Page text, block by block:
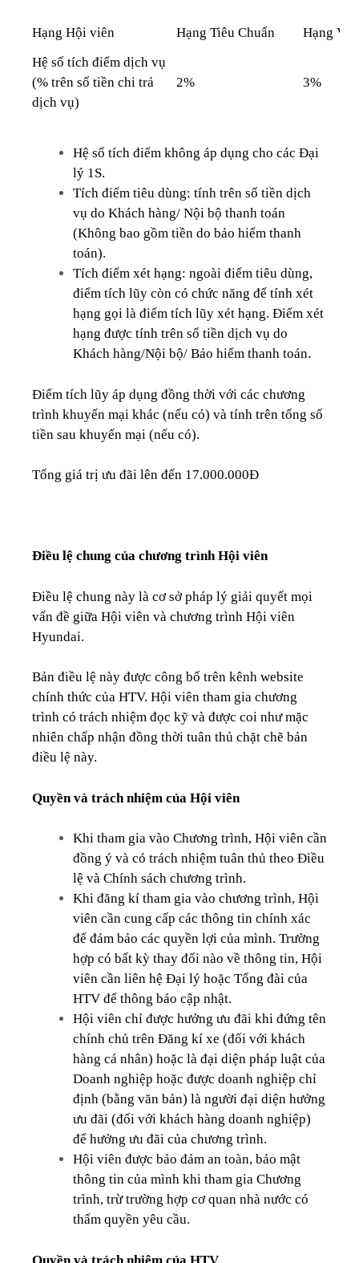
Hạng Hội viên Hạng Tiêu Chuẩn
Hạng
Hệ số tích điểm dịch vụ
(% trên số tiền chi trả
dịch vụ)
2% 3%
Hệ số tích điểm không áp dụng cho các Đại
lý 1S.
Tích điểm tiêu dùng: tính trên số tiền dịch
vụ do Khách hàng/ Nội bộ thanh toán
(Không bao gồm tiền do bảo hiểm thanh
toán).
Tích điểm xét hạng: ngoài điểm tiêu dùng,
điểm tích lũy còn có chức năng để tính xét
hạng gọi là điểm tích lũy xét hạng. Điểm xét
hạng được tính trên số tiền dịch vụ do
Khách hàng/Nội bộ/ Bảo hiểm thanh toán.
Điểm tích lũy áp dụng đồng thời với các chương
trình khuyến mại khác (nếu có) và tính trên tổng số
tiền sau khuyến mại (nếu có).
Tổng giá trị ưu đãi lên đến 17.000.000Đ
Điều lệ chung của chương trình Hội viên
Điều lệ chung này là cơ sở pháp lý giải quyết mọi
vấn đề giữa Hội viên và chương trình Hội viên
Hyundai.
Bản điều lệ này được công bố trên kênh website
chính thức của HTV. Hội viên tham gia chương
trình có trách nhiệm đọc kỹ và được coi như mặc
nhiên chấp nhận đồng thời tuân thủ chặt chẽ bản
điều lệ này.
Quyền và trách nhiệm của Hội viên
Khi tham gia vào Chương trình, Hội viên cần
đồng ý và có trách nhiệm tuân thủ theo Điều
lệ và Chính sách chương trình.
Khi đăng kí tham gia vào chương trình, Hội
viên cần cung cấp các thông tin chính xác
để đảm bảo các quyền lợi của mình. Trường
hợp có bất kỳ thay đổi nào về thông tin, Hội
viên cần liên hệ Đại lý hoặc Tổng đài của
HTV để thông báo cập nhật.
Hội viên chỉ được hưởng ưu đãi khi đứng tên
chính chủ trên Đăng kí xe (đối với khách
hàng cá nhân) hoặc là đại diện pháp luật của
Doanh nghiệp hoặc được doanh nghiệp chỉ
định (bằng văn bản) là người đại diện hưởng
ưu đãi (đối với khách hàng doanh nghiệp)
để hưởng ưu đãi của chương trình.
Hội viên được bảo đảm an toàn, bảo mật
thông tin của mình khi tham gia Chương
trình, trừ trường hợp cơ quan nhà nước có
thẩm quyền yêu cầu.
Quyền và trách nhiệm của HTV